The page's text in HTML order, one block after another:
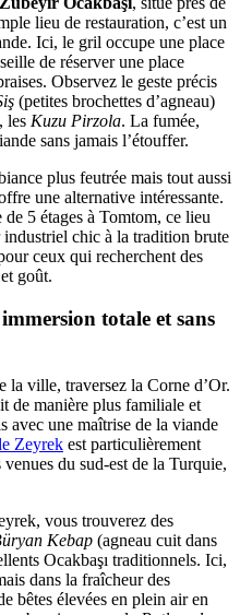
lieu de restauration, c’est un
Ici, le gril occupe une place
de réserver une place
Observez le geste précis
(petites brochettes d’agneau)
les Kuzu Pirzola. La fumée,
sans jamais l’étouffer.
plus feutrée mais tout aussi
une alternative intéressante.
5 étages à Tomtom, ce lieu
chic à la tradition brute
ceux qui recherchent des
goût.
totale et sans
la ville, traversez la Corne d’Or.
de manière plus familiale et
avec une maîtrise de la viande
Zeyrek est particulièrement
du sud-est de la Turquie,
vous trouverez des
Kebap (agneau cuit dans
Ocakbaşı traditionnels. Ici,
dans la fraîcheur des
bêtes élevées en plein air en